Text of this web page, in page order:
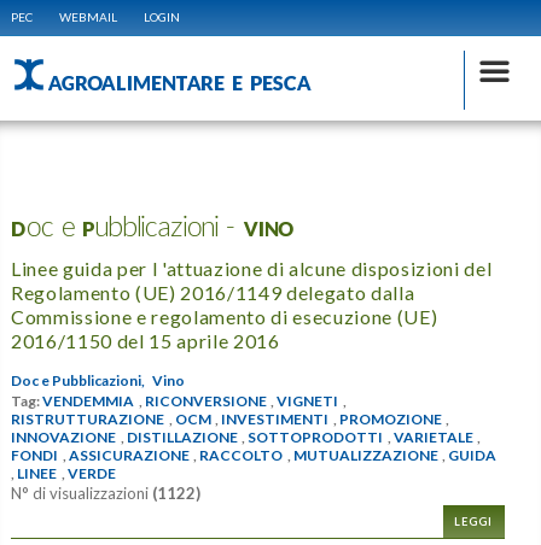
PEC WEBMAIL LOGIN
AGROALIMENTARE E PESCA
Doc e Pubblicazioni - VINO
Linee guida per l 'attuazione di alcune disposizioni del
Regolamento (UE) 2016/1149 delegato dalla
Commissione e regolamento di esecuzione (UE)
2016/1150 del 15 aprile 2016
Doc e Pubblicazioni, Vino
Tag:VENDEMMIA , RICONVERSIONE ,VIGNETI ,
RISTRUTTURAZIONE , OCM , INVESTIMENTI , PROMOZIONE ,
INNOVAZIONE , DISTILLAZIONE , SOTTOPRODOTTI , VARIETALE ,
FONDI , ASSICURAZIONE , RACCOLTO , MUTUALIZZAZIONE , GUIDA
, LINEE , VERDE
N° di visualizzazioni (1122)
LEGGI